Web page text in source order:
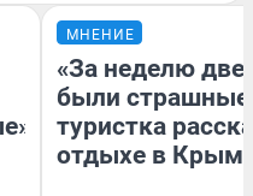
МНЕНИЕ
«За неделю две
были
туристка
отдыхе в